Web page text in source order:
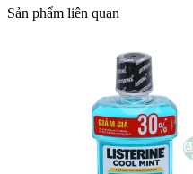
Sản phẩm liên quan